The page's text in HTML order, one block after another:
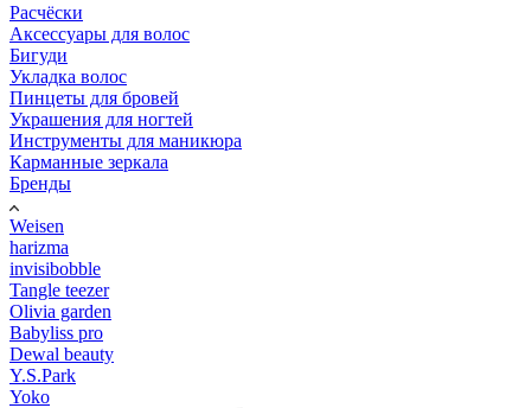
Расчёски
Аксессуары для волос
Бигуди
Укладка волос
Пинцеты для бровей
Украшения для ногтей
Инструменты для маникюра
Карманные зеркала
Бренды
Weisen
harizma
invisibobble
Tangle teezer
Olivia garden
Babyliss pro
Dewal beauty
Y.S.Park
Yoko